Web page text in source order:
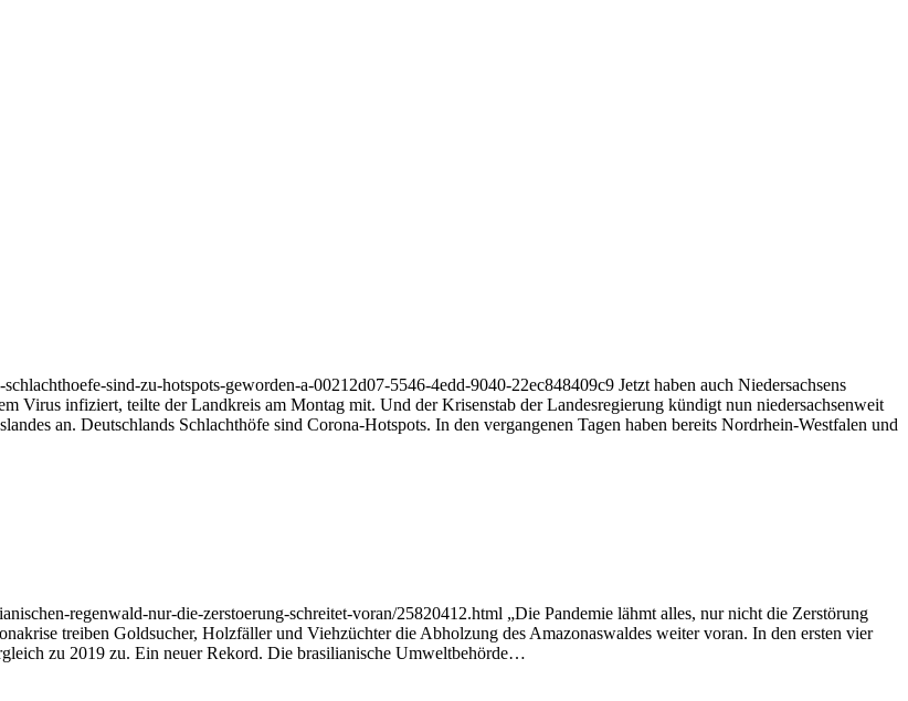
sind-zu-hotspots-geworden-a-00212d07-5546-4edd-9040-22ec848409c9 Jetzt haben auch Niedersachsens
Virus infiziert, teilte der Landkreis am Montag mit. Und der Krisenstab der Landesregierung kündigt nun niedersachsenweit
an. Deutschlands Schlachthöfe sind Corona-Hotspots. In den vergangenen Tagen haben bereits Nordrhein-Westfalen und
regenwald-nur-die-zerstoerung-schreitet-voran/25820412.html „Die Pandemie lähmt alles, nur nicht die Zerstörung
treiben Goldsucher, Holzfäller und Viehzüchter die Abholzung des Amazonaswaldes weiter voran. In den ersten vier
zu 2019 zu. Ein neuer Rekord. Die brasilianische Umweltbehörde…